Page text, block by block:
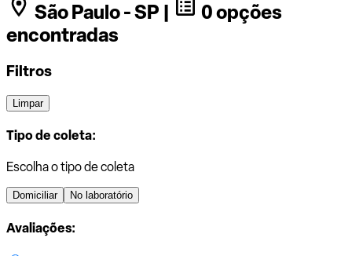
São Paulo - SP |
0 opções
encontradas
Filtros
Limpar
Tipo de coleta:
Escolha o tipo de coleta
Domiciliar No laboratório
Avaliações: